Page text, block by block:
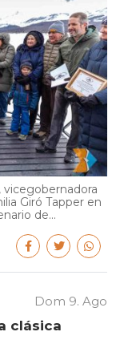
Giró Tapper en
de...
Dom 9. Ago
clásica